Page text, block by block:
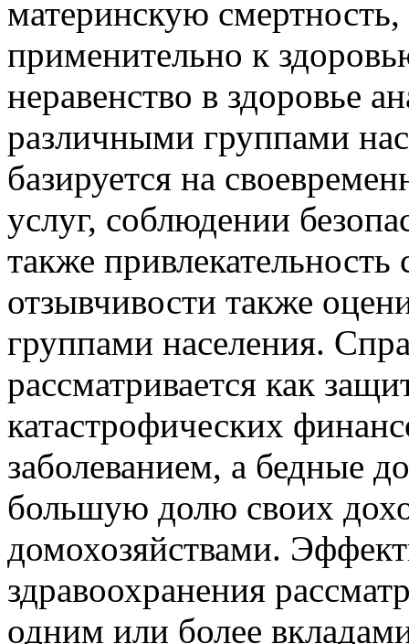
материнскую
применительно к
неравенство в здоровье
различными группами
базируется на
услуг, соблюдении
также
отзывчивости также
группами населения.
рассматривается как
катастрофических
заболеванием, а бедные
большую долю своих
домохозяйствами.
здравоохранения
одним или более